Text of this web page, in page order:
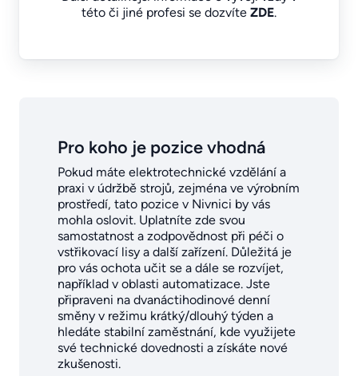
této či jiné profesi se dozvíte ZDE.
Pro koho je pozice vhodná
Pokud máte elektrotechnické vzdělání a
praxi v údržbě strojů, zejména ve výrobním
prostředí, tato pozice v Nivnici by vás
mohla oslovit. Uplatníte zde svou
samostatnost a zodpovědnost při péči o
vstřikovací lisy a další zařízení. Důležitá je
pro vás ochota učit se a dále se rozvíjet,
například v oblasti automatizace. Jste
připraveni na dvanáctihodinové denní
směny v režimu krátký/dlouhý týden a
hledáte stabilní zaměstnání, kde využijete
své technické dovednosti a získáte nové
zkušenosti.